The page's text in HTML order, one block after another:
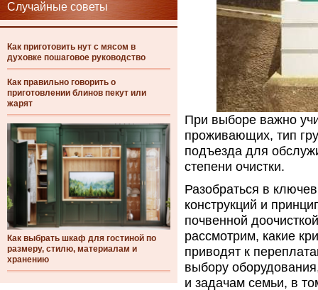
Случайные советы
Как приготовить нут с мясом в
духовке пошаговое руководство
Как правильно говорить о
приготовлении блинов пекут или
жарят
Как выбрать шкаф для гостиной по
размеру, стилю, материалам и
хранению
При выборе важно
проживающих, тип
подъезда для
степени очистки.
Разобраться в
конструкций и
почвенной
рассмотрим, какие
приводят к
выбору
и задачам семьи, в